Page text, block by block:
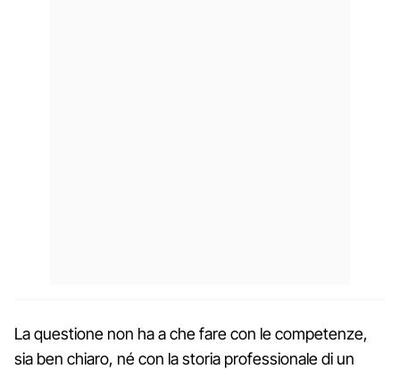
La questione non ha a che fare con le competenze,
sia ben chiaro, né con la storia professionale di un